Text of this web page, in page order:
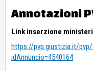
Annotazioni
Link inserzione
https://pvp.giustizia.it/
idAnnuncio=4540164